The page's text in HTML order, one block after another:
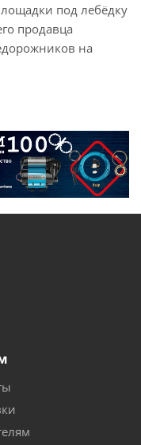
под лебёдку
продавца
на